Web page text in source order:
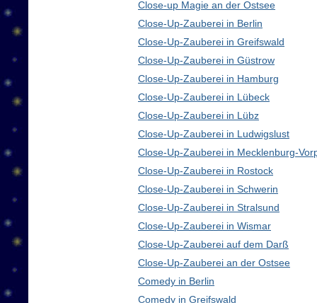
Close-up Magie an der Ostsee
Close-Up-Zauberei in Berlin
Close-Up-Zauberei in Greifswald
Close-Up-Zauberei in Güstrow
Close-Up-Zauberei in Hamburg
Close-Up-Zauberei in Lübeck
Close-Up-Zauberei in Lübz
Close-Up-Zauberei in Ludwigslust
Close-Up-Zauberei in Mecklenburg-
Close-Up-Zauberei in Rostock
Close-Up-Zauberei in Schwerin
Close-Up-Zauberei in Stralsund
Close-Up-Zauberei in Wismar
Close-Up-Zauberei auf dem Darß
Close-Up-Zauberei an der Ostsee
Comedy in Berlin
Comedy in Greifswald